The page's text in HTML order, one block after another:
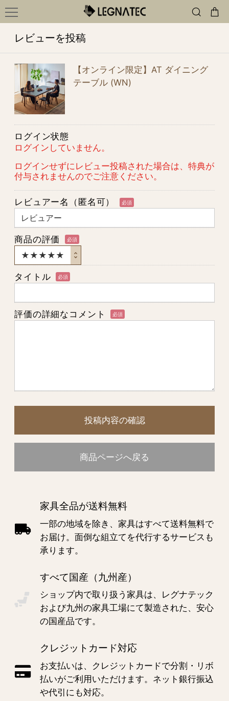
レビューを投稿
【オンライン限定】AT ダイニング
テーブル (WN)
ログイン状態
ログインしていません。
ログインせずにレビュー投稿された場合は、特典が
付与されませんのでご注意ください。
レビュアー名（匿名可） 必須
商品の評価 必須
タイトル 必須
評価の詳細なコメント 必須
投稿内容の確認
商品ページへ戻る
家具全品が送料無料
一部の地域を除き、家具はすべて送料無料で
お届け。面倒な組立てを代行するサービスも
承ります。
すべて国産（九州産）
ショップ内で取り扱う家具は、レグナテック
および九州の家具工場にて製造された、安心
の国産品です。
クレジットカード対応
お支払いは、クレジットカードで分割・リボ
払いがご利用いただけます。ネット銀行振込
や代引にも対応。